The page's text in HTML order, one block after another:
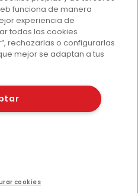
Consumer
EROSKI
cookies
funciona de manera
experiencia de
todas las cookies
rechazarlas o configurarlas
mejor se adaptan a tus
cookies